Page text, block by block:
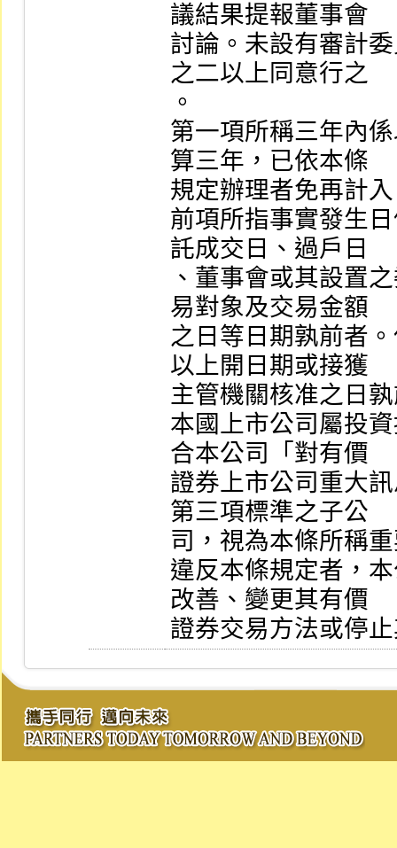
議結果提報董事會
討論。未設有審計
之二以上同意行之
。
第一項所稱三年內
算三年，已依本條
規定辦理者免再計
前項所指事實發生
託成交日、過戶日
、董事會或其設置
易對象及交易金額
之日等日期孰前者
以上開日期或接獲
主管機關核准之日
本國上市公司屬投
合本公司「對有價
證券上市公司重大
第三項標準之子公
司，視為本條所稱
違反本條規定者，
改善、變更其有價
證券交易方法或停